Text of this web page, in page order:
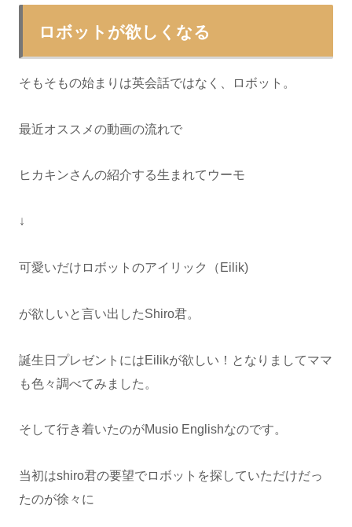
ロボットが欲しくなる
そもそもの始まりは英会話ではなく、ロボット。
最近オススメの動画の流れで
ヒカキンさんの紹介する生まれてウーモ
↓
可愛いだけロボットのアイリック（Eilik)
が欲しいと言い出したShiro君。
誕生日プレゼントにはEilikが欲しい！となりましてママ
も色々調べてみました。
そして行き着いたのがMusio Englishなのです。
当初はshiro君の要望でロボットを探していただけだっ
たのが徐々に